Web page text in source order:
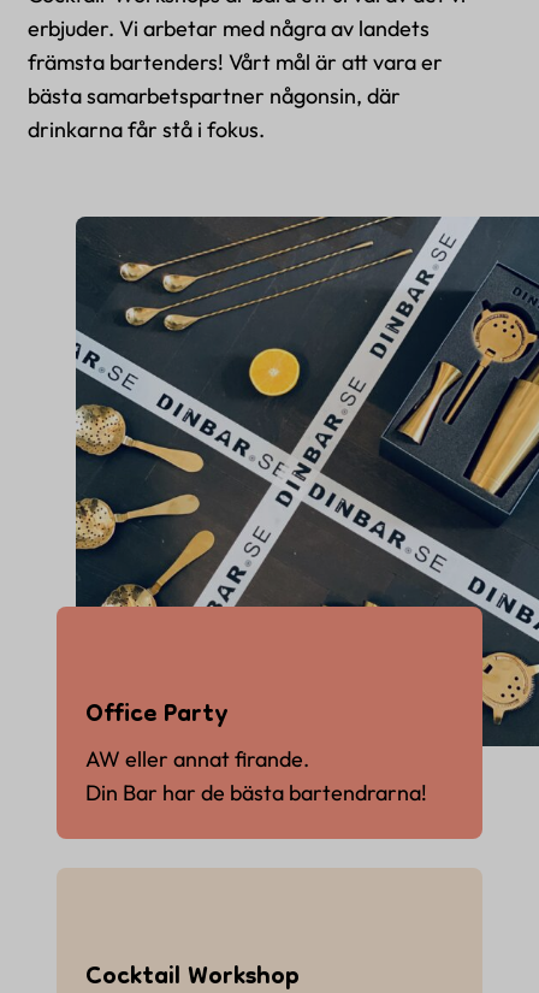
erbjuder. Vi arbetar med några av landets
främsta bartenders! Vårt mål är att vara er
bästa samarbetspartner någonsin, där
drinkarna får stå i fokus.
Office Party
AW eller annat firande.
Din Bar har de bästa bartendrarna!
Cocktail Workshop